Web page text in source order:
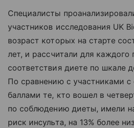
Специалисты
участников исследования UK
возраст которых на старте
лет, и рассчитали для каждого
соответствия диете по шкале
По сравнению с участниками
баллами те, кто вошел в
по соблюдению диеты, имели
риск инсульта, на 13% более